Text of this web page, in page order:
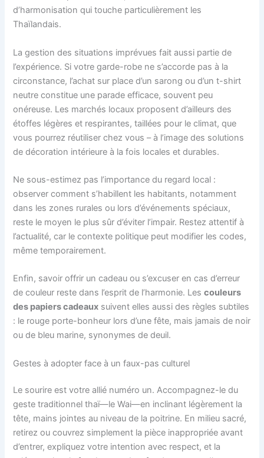
d’harmonisation qui touche particulièrement les
Thaïlandais.
La gestion des situations imprévues fait aussi partie de
l’expérience. Si votre garde-robe ne s’accorde pas à la
circonstance, l’achat sur place d’un sarong ou d’un t-shirt
neutre constitue une parade efficace, souvent peu
onéreuse. Les marchés locaux proposent d’ailleurs des
étoffes légères et respirantes, taillées pour le climat, que
vous pourrez réutiliser chez vous – à l’image des solutions
de décoration intérieure à la fois locales et durables.
Ne sous-estimez pas l’importance du regard local :
observer comment s’habillent les habitants, notamment
dans les zones rurales ou lors d’événements spéciaux,
reste le moyen le plus sûr d’éviter l’impair. Restez attentif à
l’actualité, car le contexte politique peut modifier les codes,
même temporairement.
Enfin, savoir offrir un cadeau ou s’excuser en cas d’erreur
de couleur reste dans l’esprit de l’harmonie. Lescouleurs
des papiers cadeaux suivent elles aussi des règles subtiles
: le rouge porte-bonheur lors d’une fête, mais jamais de noir
ou de bleu marine, synonymes de deuil.
Gestes à adopter face à un faux-pas culturel
Le sourire est votre allié numéro un. Accompagnez-le du
geste traditionnel thaï—le Wai—en inclinant légèrement la
tête, mains jointes au niveau de la poitrine. En milieu sacré,
retirez ou couvrez simplement la pièce inappropriée avant
d’entrer, expliquez votre intention avec respect, et la